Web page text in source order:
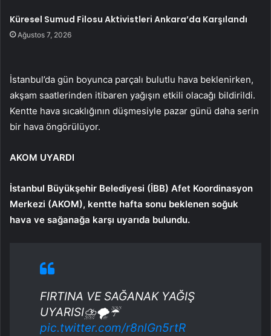
Küresel Sumud Filosu Aktivistleri Ankara’da Karşılandı
Ağustos 7, 2026
İstanbul’da gün boyunca parçalı bulutlu hava beklenirken,
akşam saatlerinden itibaren yağışın etkili olacağı bildirildi.
Kentte hava sıcaklığının düşmesiyle pazar günü daha serin
bir hava öngörülüyor.
AKOM UYARDI
İstanbul Büyükşehir Belediyesi (İBB) Afet Koordinasyon
Merkezi (AKOM), kentte hafta sonu beklenen soğuk
hava ve sağanağa karşı uyarıda bulundu.
FIRTINA VE SAĞANAK YAĞIŞ
UYARISI⛈️🌪️☔️
pic.twitter.com/r8nlGn5rtR